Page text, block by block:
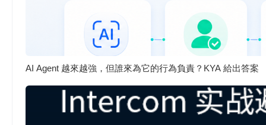
AI Agent 越來越強，但誰來為它的行為負責？KYA 給出答案